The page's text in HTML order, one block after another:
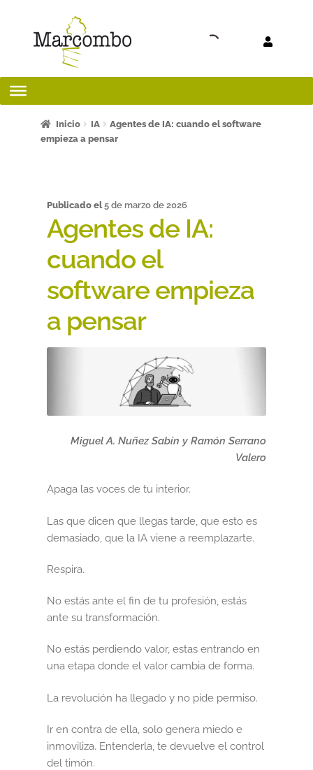
ART FRIDAY 2025
Artículos del blog
AVISO LEGAL
Black Friday 2025
Contenido gratuito
Content restricted
Distribuidores
Informática
Inicio IA
Agentes de IA: cuando el software
empieza a pensar
Publicado el5 de marzo de 2026
Agentes de IA:
cuando el
software empieza
a pensar
Miguel A. Nuñez Sabín y Ramón Serrano
Valero
Apaga las voces de tu interior.
Las que dicen que llegas tarde, que esto es
demasiado, que la IA viene a reemplazarte.
Respira.
No estás ante el fin de tu profesión, estás
ante su transformación.
No estás perdiendo valor, estas entrando en
una etapa donde el valor cambia de forma.
La revolución ha llegado y no pide permiso.
Ir en contra de ella, solo genera miedo e
inmoviliza. Entenderla, te devuelve el control
del timón.